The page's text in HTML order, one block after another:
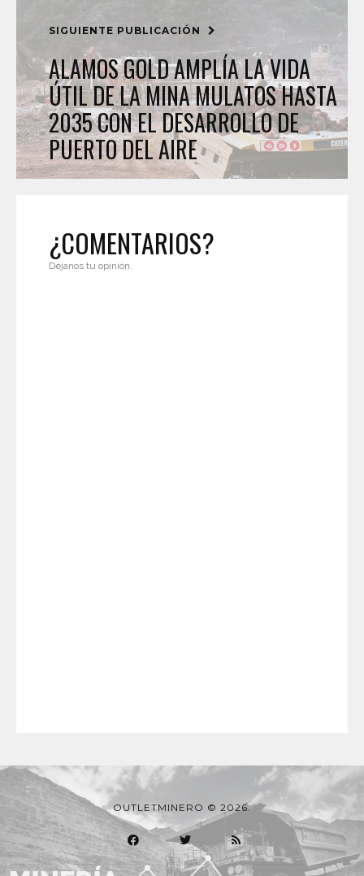
SIGUIENTE PUBLICACIÓN
ALAMOS GOLD AMPLÍA LA VIDA
ÚTIL DE LA MINA MULATOS HASTA
2035 CON EL DESARROLLO DE
PUERTO DEL AIRE
¿COMENTARIOS?
Déjanos tu opinión.
OUTLETMINERO © 2026.